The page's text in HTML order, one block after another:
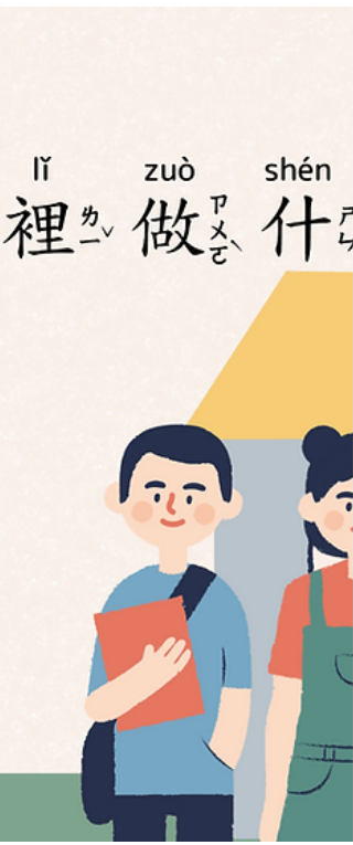
📜 一本教材，陪孩子走過中國五千年歷史。 許多
本：正注拼、簡拼、正體、簡體 ✨ 全書40課 ✨ 每
約150～180字 ✨ 朝代依時間排序 ✨ 年代＋人物＋
關鍵詞一次整理 內容涵蓋： 🏺 夏商周 ⚔️ 春秋戰國
🏯 秦漢 🎎 魏晉南北朝 🚢 隋唐 📖 宋元 👑 明清 🌏
代中國 🏝 臺灣近代發展 除了歷史課文之外，還附
有： ✓ 中國歷代朝代時間線 ✓ 中國與臺灣歷史大
更希望孩子在一課一課的閱讀與抄寫中，慢慢建立